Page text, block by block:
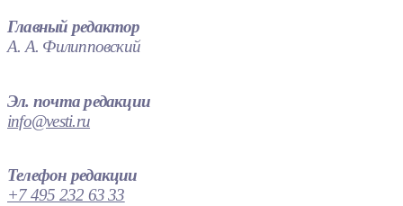
Главный редактор
А. А. Филипповский
Эл. почта редакции
info@vesti.ru
Телефон редакции
+7 495 232 63 33